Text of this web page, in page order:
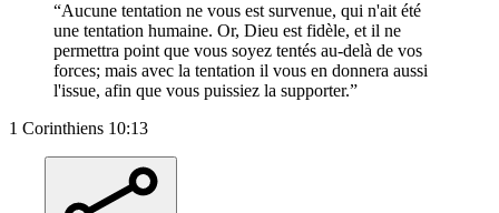
“Aucune tentation ne vous est survenue, qui n'ait été
une tentation humaine. Or, Dieu est fidèle, et il ne
permettra point que vous soyez tentés au-delà de vos
forces; mais avec la tentation il vous en donnera aussi
l'issue, afin que vous puissiez la supporter.”
1 Corinthiens 10:13